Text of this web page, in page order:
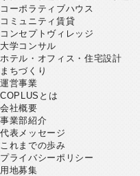
コーポラティブハウス
コミュニティ賃貸
コンセプトヴィレッジ
大学コンサル
ホテル・オフィス・住宅設計
まちづくり
運営事業
COPLUSとは
会社概要
事業部紹介
代表メッセージ
これまでの歩み
プライバシーポリシー
用地募集